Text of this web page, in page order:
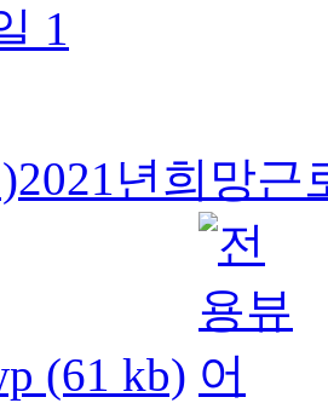
1
년희망
(61 kb)